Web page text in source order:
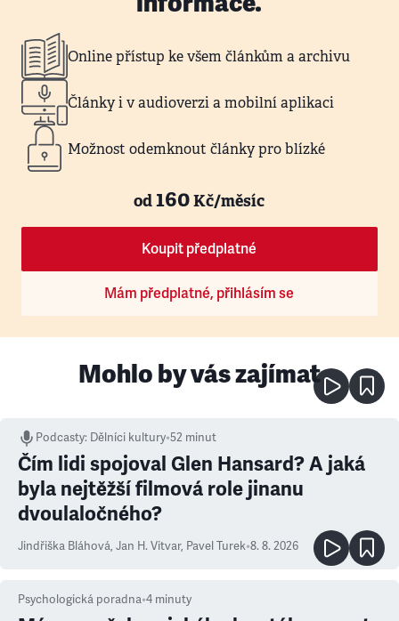
Online přístup ke všem článkům a archivu
Články i v audioverzi a mobilní aplikaci
Možnost odemknout články pro blízké
od160Kč/měsíc
Koupit předplatné
Mám předplatné, přihlásím se
Mohlo by vás zajímat
Podcasty: Dělníci kultury•52 minut
Čím lidi spojoval Glen Hansard? A jaká
byla nejtěžší filmová role jinanu
dvoulaločného?
Jindřiška Bláhová, Jan H. Vitvar, Pavel Turek•8. 8. 2026
Psychologická poradna•4 minuty